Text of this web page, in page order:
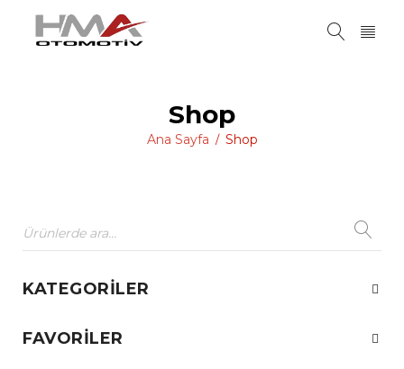
Shop
Ana Sayfa / Shop
KATEGORILER
FAVORILER